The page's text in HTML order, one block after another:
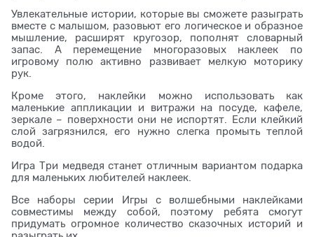
Увлекательные истории, которые вы сможете разыграть
вместе с малышом, разовьют его логическое и образное
мышление, расширят кругозор, пополнят словарный
запас. А перемещение многоразовых наклеек по
игровому полю активно развивает мелкую моторику
рук.
Кроме этого, наклейки можно использовать как
маленькие аппликации и витражи на посуде, кафеле,
зеркале – поверхности они не испортят. Если клейкий
слой загрязнился, его нужно слегка промыть теплой
водой.
Игра Три медведя станет отличным вариантом подарка
для маленьких любителей наклеек.
Все наборы серии Игры с волшебными наклейками
совместимы между собой, поэтому ребята смогут
придумать огромное количество сказочных историй и